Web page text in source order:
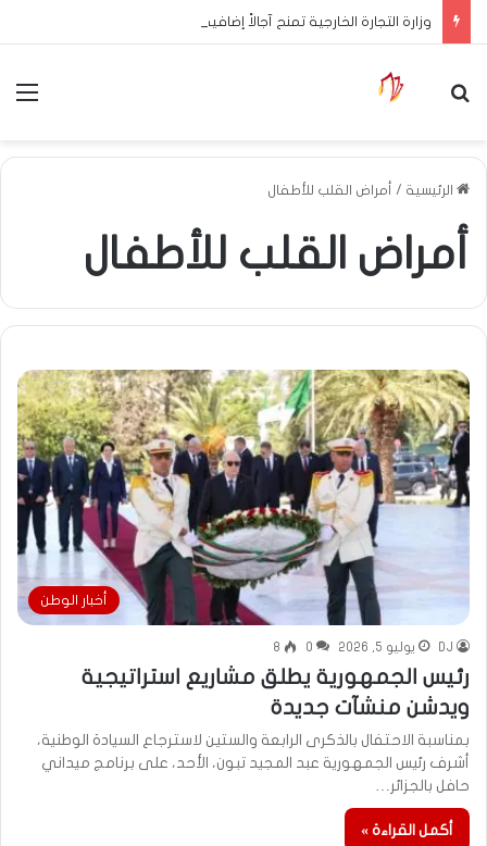
بحث عن
الرئيسية / أمراض القلب للأطفال
أمراض القلب للأطفال
أخبار الوطن
DJ يوليو 5, 2026 0
8
رئيس الجمهورية يطلق مشاريع استراتيجية
ويدشن منشآت جديدة
بمناسبة الاحتفال بالذكرى الرابعة والستين لاسترجاع السيادة الوطنية،
أشرف رئيس الجمهورية عبد المجيد تبون، الأحد، على برنامج ميداني
حافل بالجزائر…
أكمل القراءة »